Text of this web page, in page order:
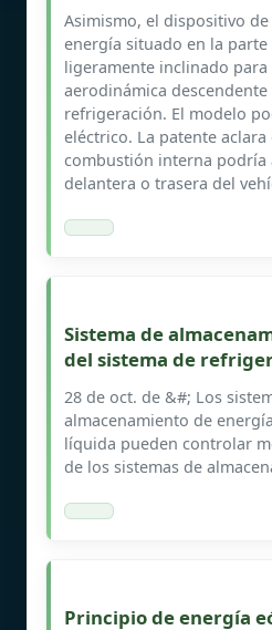
Asimismo, el dispositivo
energía situado en la parte
ligeramente inclinado para
aerodinámica
refrigeración. El modelo
eléctrico. La patente
combustión interna podría
delantera o trasera del
Sistema de
del sistema de
28 de oct. de &#; Los
almacenamiento de
líquida pueden controlar
de los sistemas de
Principio de energía